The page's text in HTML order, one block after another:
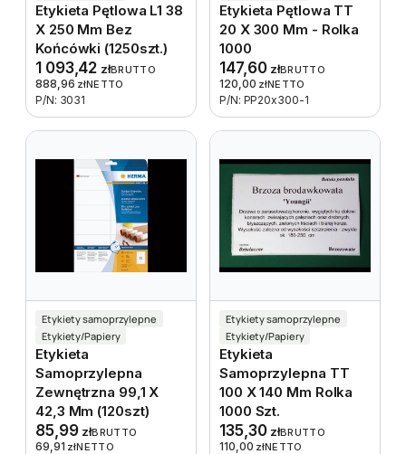
Etykieta Pętlowa L1 38
X 250 Mm Bez
Końcówki (1250szt.)
1 093,42 złBRUTTO
888,96 złNETTO
P/N: 3031
Etykieta Pętlowa TT
20 X 300 Mm - Rolka
1000
147,60 złBRUTTO
120,00 złNETTO
P/N: PP20x300-1
Etykiety samoprzylepne
Etykiety/Papiery
Etykieta
Samoprzylepna
Zewnętrzna 99,1 X
42,3 Mm (120szt)
85,99 złBRUTTO
69,91 złNETTO
Etykiety samoprzylepne
Etykiety/Papiery
Etykieta
Samoprzylepna TT
100 X 140 Mm Rolka
1000 Szt.
135,30 złBRUTTO
110,00 złNETTO